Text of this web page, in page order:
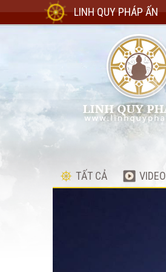
LINH QUY PHÁP ẤN
TẤT CẢ VIDEO